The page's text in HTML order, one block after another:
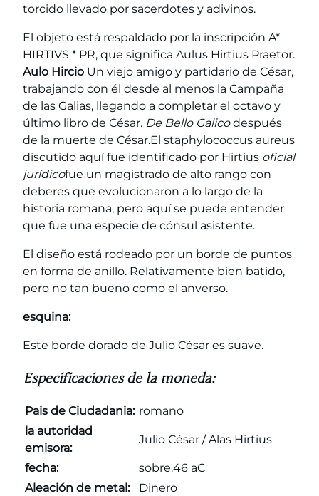
torcido llevado por sacerdotes y adivinos.
El objeto está respaldado por la inscripción A*
HIRTIVS * PR, que significa Aulus Hirtius Praetor.
Aulo Hircio Un viejo amigo y partidario de César,
trabajando con él desde al menos la Campaña
de las Galias, llegando a completar el octavo y
último libro de César. De Bello Galicodespués
de la muerte de César.El staphylococcus aureus
discutido aquí fue identificado por Hirtius oficial
jurídicofue un magistrado de alto rango con
deberes que evolucionaron a lo largo de la
historia romana, pero aquí se puede entender
que fue una especie de cónsul asistente.
El diseño está rodeado por un borde de puntos
en forma de anillo. Relativamente bien batido,
pero no tan bueno como el anverso.
esquina:
Este borde dorado de Julio César es suave.
Especificaciones de la moneda:
Pais de Ciudadania: romano
la autoridad
emisora:
Julio César / Alas Hirtius
fecha:
sobre.46 aC
Aleación de metal:
Dinero